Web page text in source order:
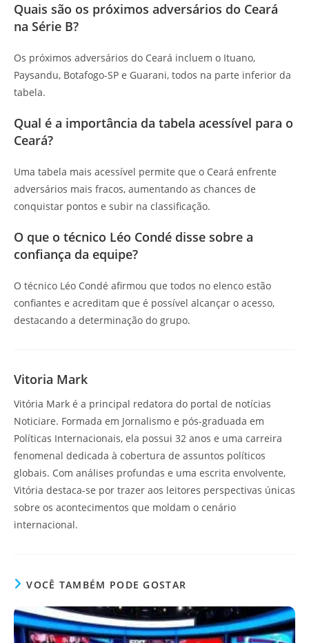
Quais são os próximos adversários do Ceará
na Série B?
Os próximos adversários do Ceará incluem o Ituano,
Paysandu, Botafogo-SP e Guarani, todos na parte inferior da
tabela.
Qual é a importância da tabela acessível para o
Ceará?
Uma tabela mais acessível permite que o Ceará enfrente
adversários mais fracos, aumentando as chances de
conquistar pontos e subir na classificação.
O que o técnico Léo Condé disse sobre a
confiança da equipe?
O técnico Léo Condé afirmou que todos no elenco estão
confiantes e acreditam que é possível alcançar o acesso,
destacando a determinação do grupo.
Vitoria Mark
Vitória Mark é a principal redatora do portal de notícias
Noticiare. Formada em Jornalismo e pós-graduada em
Políticas Internacionais, ela possui 32 anos e uma carreira
fenomenal dedicada à cobertura de assuntos políticos
globais. Com análises profundas e uma escrita envolvente,
Vitória destaca-se por trazer aos leitores perspectivas únicas
sobre os acontecimentos que moldam o cenário
internacional.
VOCÊ TAMBÉM PODE GOSTAR